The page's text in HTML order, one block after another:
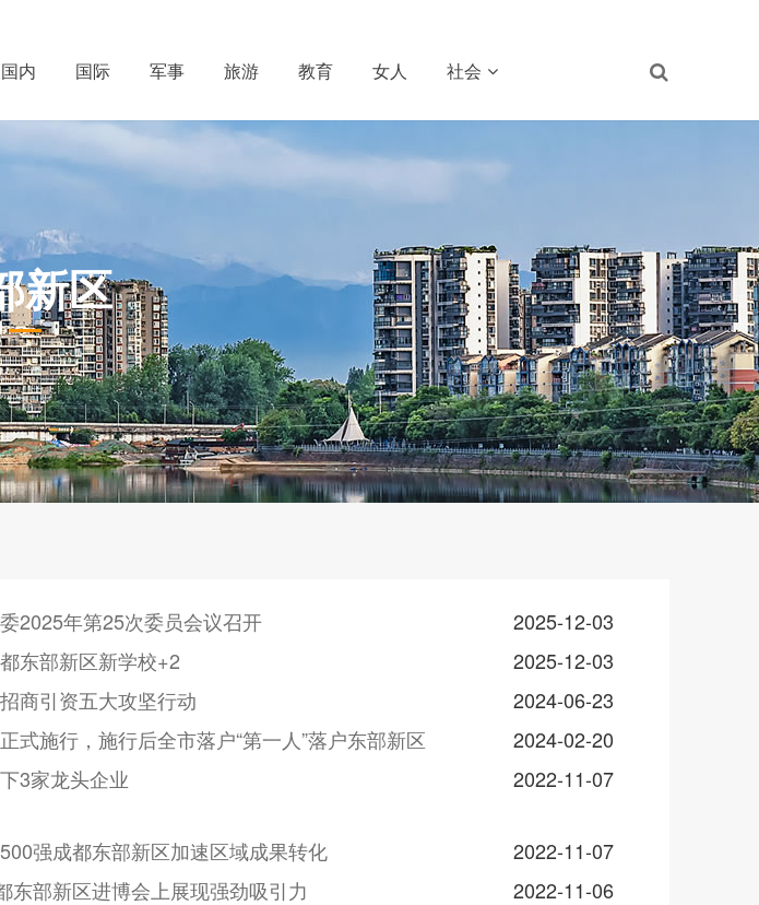
国内 国际 军事 旅游 教育 女人 社会
新区
2025年第25次委员会议召开
2025-12-03
东部新区新学校+2
2025-12-03
商引资五大攻坚行动
2024-06-23
式施行，施行后全市落户“第一人”落户东部新区
2024-02-20
3家龙头企业
2022-11-07
强成都东部新区加速区域成果转化
2022-11-07
东部新区进博会上展现强劲吸引力
2022-11-06